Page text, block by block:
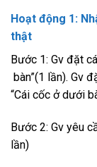
Hoạt động 1:
thật
Bước 1: Gv đặt
bàn”(1 lần). Gv
“Cái cốc ở dưới
Bước 2: Gv yêu
lần)